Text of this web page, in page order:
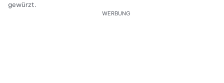
gewürzt.
WERBUNG